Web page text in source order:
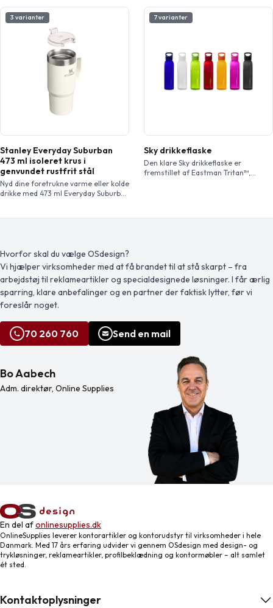
for at forhindre spild. Tætninger er
uden silikone, til et fuldt
genanvendeligt krus. Bægeret har et
farvet og fuldt omsluttende design
støbt til produktet, som gør det
langtidsholdbart og robust.
Rumindholdet er 250 ml. EN12875-1
godkendt; kan tåle […]
indsamles inden for 50 km fra en
havkystlinje eller større vandvej, der
fører ud i havet. Det sorteres og
spildsikkert låg med push-pull-tud.
Rumindholdet er 850 ml. Mix & Match
3 varianter
Stanley Everyday Suburban
473 ml isoleret krus i
genvundet rustfrit stål
Nyd dine foretrukne varme eller kolde
drikke med 473 ml Everyday Suburban
farten, mens vakuumisolering med
dobbeltvægge holder din drik ved
den ideelle temperatur i længere tid.
[…]
7 varianter
Sky drikkeflaske
Den klare Sky drikkeflaske er
fremstillet af Eastman Tritan™,
på de fleste rygsække samt i de
Hvorfor skal du vælge OSdesign?
Vi hjælper virksomheder med at få brandet til at stå skarpt – fra
arbejdstøj til reklameartikler og specialdesignede løsninger. I får ærlig
sparring, klare anbefalinger og en partner der faktisk lytter, før vi
foreslår noget.
70 260 760 Send en mail
Bo Aabech
Adm. direktør, Online Supplies
En del afonlinesupplies.dk
OnlineSupplies leverer kontorartikler og kontorudstyr til virksomheder i hele
Danmark. Med 17 års erfaring udvider vi gennem OSdesign med design- og
trykløsninger, reklameartikler, profilbeklædning og kontormøbler – alt samlet
ét sted.
Kontaktoplysninger